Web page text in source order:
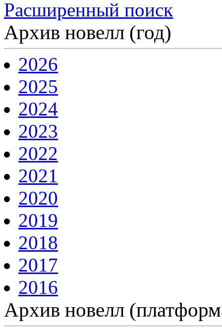
Расширенный поиск
Архив новелл (год)
2026
2025
2024
2023
2022
2021
2020
2019
2018
2017
2016
Архив новелл